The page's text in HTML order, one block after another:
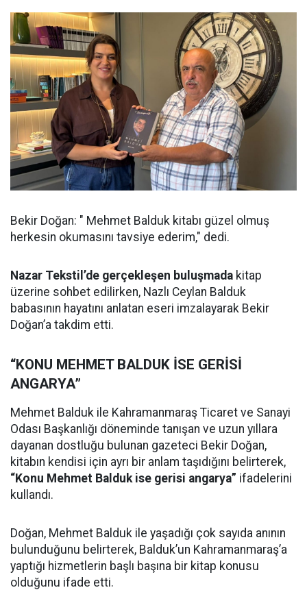
Bekir Doğan: " Mehmet Balduk kitabı güzel olmuş
herkesin okumasını tavsiye ederim," dedi.
Nazar Tekstil’de gerçekleşen buluşmada kitap
üzerine sohbet edilirken, Nazlı Ceylan Balduk
babasının hayatını anlatan eseri imzalayarak Bekir
Doğan’a takdim etti.
“KONU MEHMET BALDUK İSE GERİSİ
ANGARYA”
Mehmet Balduk ile Kahramanmaraş Ticaret ve Sanayi
Odası Başkanlığı döneminde tanışan ve uzun yıllara
dayanan dostluğu bulunan gazeteci Bekir Doğan,
kitabın kendisi için ayrı bir anlam taşıdığını belirterek,
“Konu Mehmet Balduk ise gerisi angarya” ifadelerini
kullandı.
Doğan, Mehmet Balduk ile yaşadığı çok sayıda anının
bulunduğunu belirterek, Balduk’un Kahramanmaraş’a
yaptığı hizmetlerin başlı başına bir kitap konusu
olduğunu ifade etti.